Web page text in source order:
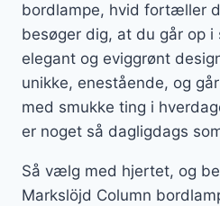
bordlampe, hvid fortæller
besøger dig, at du går op
elegant og eviggrønt
unikke, enestående, og
med smukke ting i
er noget så dagligdags
Så vælg med hjertet, og
Markslöjd Column